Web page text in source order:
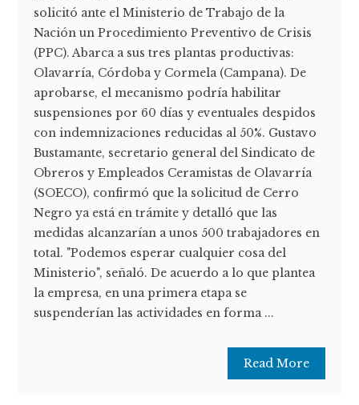
solicitó ante el Ministerio de Trabajo de la
Nación un Procedimiento Preventivo de Crisis
(PPC). Abarca a sus tres plantas productivas:
Olavarría, Córdoba y Cormela (Campana). De
aprobarse, el mecanismo podría habilitar
suspensiones por 60 días y eventuales despidos
con indemnizaciones reducidas al 50%. Gustavo
Bustamante, secretario general del Sindicato de
Obreros y Empleados Ceramistas de Olavarría
(SOECO), confirmó que la solicitud de Cerro
Negro ya está en trámite y detalló que las
medidas alcanzarían a unos 500 trabajadores en
total. "Podemos esperar cualquier cosa del
Ministerio", señaló. De acuerdo a lo que plantea
la empresa, en una primera etapa se
suspenderían las actividades en forma ...
Read More